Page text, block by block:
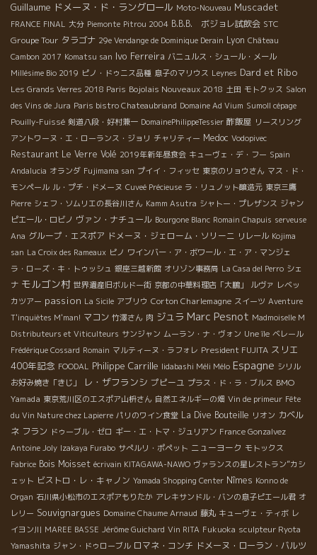
Guillaume ドメーヌ・ド・ラングロール Moto-Nouveau Muscadet
FRANCE FINAL 大分 Piemonte Pitrou 2004 B.B.B. ボジョレ試飲会 STC
Groupe Tour タラゴナ 29e Vendange de Dominique Derain Lyon Château
Cambon 2017 Komatsu san Ivo Ferreira バニュルス・シュール・メール
Millésime Bio 2019 ピノ・ドゥニス品種 息子のマリウス Leynes Dard et Ribo
Les Grands Verres 2018 Paris Bojolais Nouveaux 2018 土田 モトクッス Salon
des Vins de Jura Paris bistro Chateaubriand Domaine Ad Vium Sumoll cépage
Pouilly-Fuissé 剣道八段・好村兼一 DomainePhilippeTessier 酢飯屋 リースリング
アントワーヌ・エ・ローランス・ジョリ チャリティー Medoc Vodopivec
Restaurant Le Verre Volé 2019年新年昼食会 キューヴェ・デ・フー Spain
Andalucia オランダ Fujimama san プイイ・フィッセ 東京のリョウさん マス・ド・
モンペール ル・プチ・ドメーヌ Cuveé Précieuse ラ・リュノット醸造元 東京三鷹
Pierre シェフ・ソムリエの長谷川さん Kamm Asutra シャトー・プレザンス ジャン
ピエール・ロビノ ヴァン・ナチュール Bourgone Blanc Romain Chapuis serveuse
Ana グループ・エスポア ドメーヌ・ジェローム・ソリーニ リレール Kojima
san La Croix des Rameaux ピノ ワインバー・ア・ボワール・エ・ア・マンジェ
ラ・ローズ・キ・トゥッシュ 銀座三越新館 オリゾン事務局 La Casa del Perro シェ
ナ モルゴン村 世界遺産旧ボルドー街 京都の中華料理店「大鵬」 ルヴァ レベッ
カツアー passion La Sicile アブリウ Corton Charlemagne スイーツ Aventure
T'inquiètes M'man! マコン 竹澤さん 肉 ジュラ Marc Pesnot Madmoiselle M
Distributeurs et Viticulteurs サンジャン ムーラン・ナ・ヴォン Une île ベレール
Frédérique Cossard Romain マルティーヌ・ラフォレ President FUJITA スリエ
400年記念 FOODAL Philippe Carrille Iidabashi Méli Mélo Espagne シリル
お好み焼き「きじ」
レ・ザフランシ プピーユ プラス・ド・ラ・ブルス BMO
Yamada 東京荒川区のエスポア山枡さん 自然エネルギーの畑 Vin de primeur Fête
du Vin Nature chez Lapierre パリのワイン食堂 La Dive Bouteille リオン カベル
ネ フラン ドゥーブル・ゼロ ギー・エ・トマ・ジュリアン France Gonzalvez
Antoine Joly Izakaya Furabo サぺルリ・ポペット ニューヨーク モトックス
Fabrice Bois Moisset écrivain KITAGAWA-NAWO ヴァランスの星レストラン”カシ
ェット ビストロ・レ・キャノン Yamada Shopping Center Nîmes Konno de
Organ 石川県小松市のエスポアもりたか アレキサンドル・バンの息子ピエール君 オ
レリー Souvignargues Domaine Chaume Arnaud 藤丸 キューヴェ・ティボ レ
イヨン川 MAREE BASSE Jérôme Guichard Vin RITA Fukuoka sculpteur Ryota
Yamashita ジャン・ドゥローブル ロマネ・コンチ ドメーヌ・ローラン・バルツ